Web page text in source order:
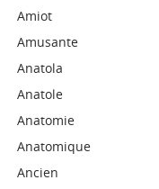
Amiot
Amusante
Anatola
Anatole
Anatomie
Anatomique
Ancien